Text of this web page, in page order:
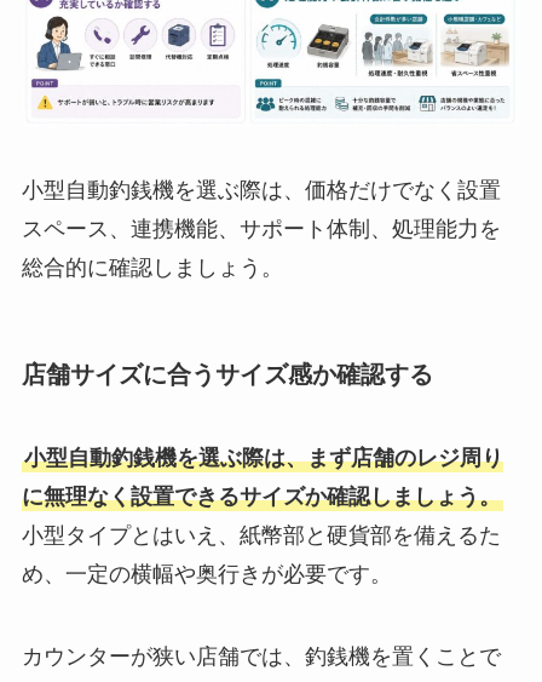
小型自動釣銭機を選ぶ際は、価格だけでなく設置
スペース、連携機能、サポート体制、処理能力を
総合的に確認しましょう。
店舗サイズに合うサイズ感か確認する
小型自動釣銭機を選ぶ際は、まず店舗のレジ周り
に無理なく設置できるサイズか確認しましょう。
小型タイプとはいえ、紙幣部と硬貨部を備えるた
め、一定の横幅や奥行きが必要です。
カウンターが狭い店舗では、釣銭機を置くことで